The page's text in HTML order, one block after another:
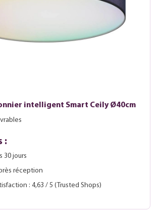
intelligent Smart Ceily Ø40cm
:
30 jours
réception
: 4,63 / 5 (Trusted Shops)